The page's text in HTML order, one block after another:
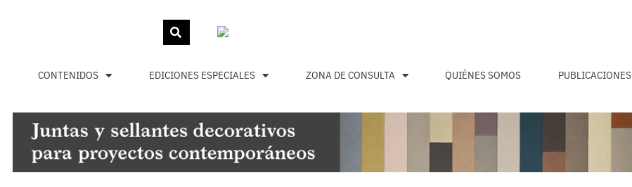
CONTENIDOS EDICIONES ESPECIALES ZONA DE CONSULTA QUIÉNES SOMOS PUBLICACIONES